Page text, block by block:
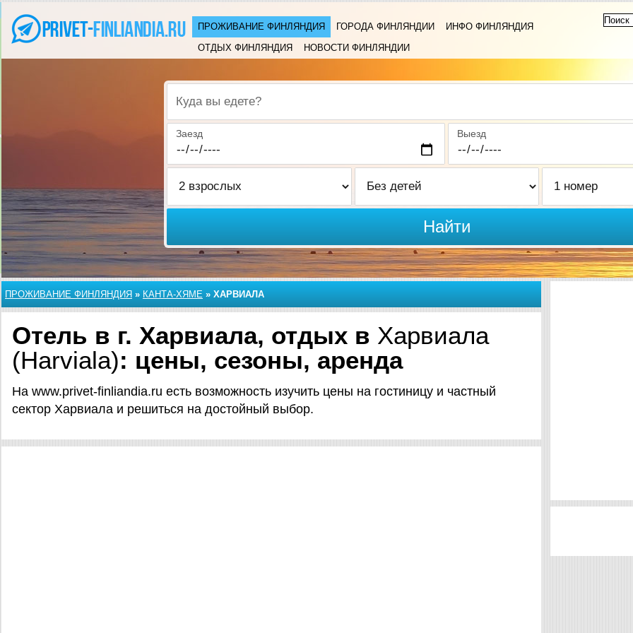
ПРОЖИВАНИЕ ФИНЛЯНДИЯ ГОРОДА ФИНЛЯНДИИ
ИНФО ФИНЛЯНДИЯ
ОТДЫХ ФИНЛЯНДИЯ
НОВОСТИ ФИНЛЯНДИИ
Куда вы едете?
Заезд Выезд
Найти
ПРОЖИВАНИЕ ФИНЛЯНДИЯ » КАНТА-ХЯМЕ » ХАРВИАЛА
Отель в г. Харвиала, отдых в Харвиала
(Harviala): цены, сезоны, аренда
На www.privet-finliandia.ru есть возможность изучить цены на гостиницу и частный
сектор Харвиала и решиться на достойный выбор.